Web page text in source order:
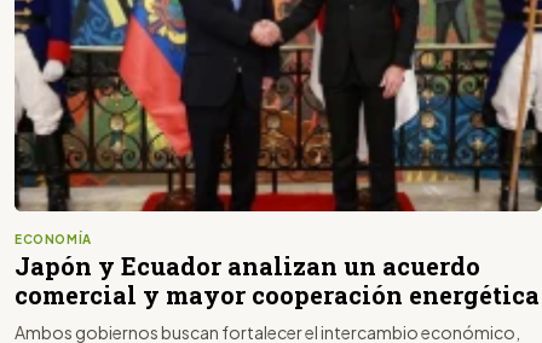
ECONOMÍA
Japón y Ecuador analizan un acuerdo
comercial y mayor cooperación energética
Ambos gobiernos buscan fortalecer el intercambio económico,